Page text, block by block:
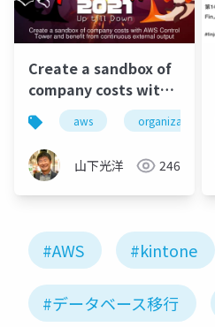
Create a sandbox of
company costs with
AWS Control Tower
and benefit from
continuous external
output
aws organizations
山下光洋 246
#AWS #kintone
#データベース移行